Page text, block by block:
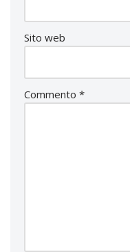
Sito web
Commento *